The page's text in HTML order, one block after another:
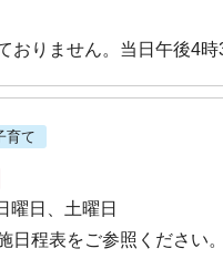
おりません。当日午後4
育て
曜日、土曜日
日程表をご参照ください